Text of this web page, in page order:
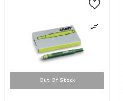
Out Of Stock